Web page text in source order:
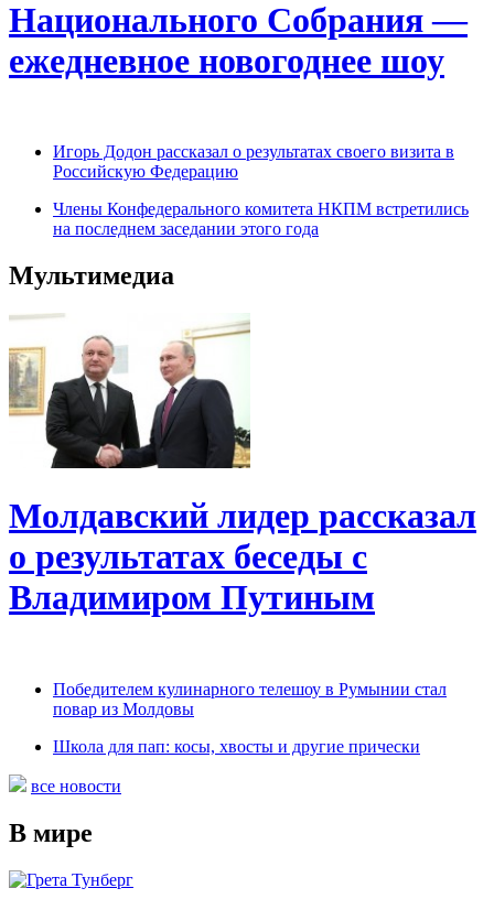
Национального Собрания —
ежедневное новогоднее шоу
Игорь Додон рассказал о результатах своего визита в
Российскую Федерацию
Члены Конфедерального комитета НКПМ встретились
на последнем заседании этого года
Мультимедиа
Молдавский лидер рассказал
о результатах беседы с
Владимиром Путиным
Победителем кулинарного телешоу в Румынии стал
повар из Молдовы
Школа для пап: косы, хвосты и другие прически
все новости
В мире